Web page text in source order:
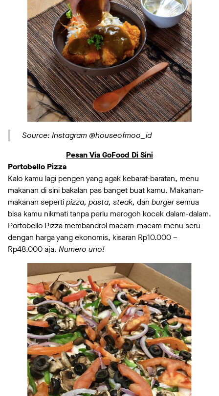
Source: Instagram @houseofmoo_id
Pesan Via GoFood Di Sini
Portobello Pizza
Kalo kamu lagi pengen yang agak kebarat-baratan, menu
makanan di sini bakalan pas banget buat kamu. Makanan-
makanan sepertipizza, pasta, steak, dan burgersemua
bisa kamu nikmati tanpa perlu merogoh kocek dalam-dalam.
Portobello Pizza membandrol macam-macam menu seru
dengan harga yang ekonomis, kisaran Rp10.000 –
Rp48.000 aja. Numero uno!